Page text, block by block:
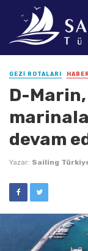
GEZI ROTALARI
D-
devam
Yazar: Sailing